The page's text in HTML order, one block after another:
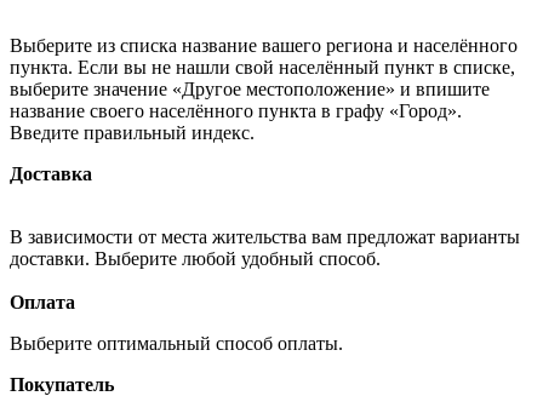
Выберите из списка название вашего региона и населённого
пункта. Если вы не нашли свой населённый пункт в списке,
выберите значение «Другое местоположение» и впишите
название своего населённого пункта в графу «Город».
Введите правильный индекс.
Доставка
В зависимости от места жительства вам предложат варианты
доставки. Выберите любой удобный способ.
Оплата
Выберите оптимальный способ оплаты.
Покупатель